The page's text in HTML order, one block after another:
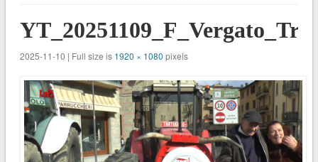
2025-11-10 | Full size is 1920 × 1080 pixels